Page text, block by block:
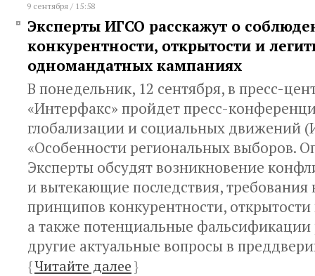
9 сентября / 15:58
Эксперты ИГСО расскажут о
конкурентности, открытости и
одномандатных кампаниях
В понедельник, 12 сентября, в пресс-
«Интерфакс» пройдет пресс-
глобализации и социальных движений
«Особенности региональных выборов.
Эксперты обсудят возникновение
и вытекающие последствия,
принципов конкурентности,
а также потенциальные фальсификации
другие актуальные вопросы в
{Читайте далее}